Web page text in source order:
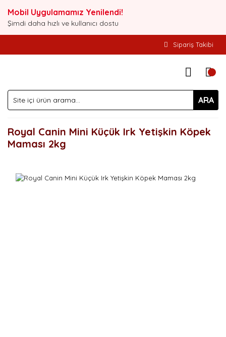
Mobil Uygulamamız Yenilendi!
Şimdi daha hızlı ve kullanıcı dostu
Sipariş Takibi
ARA
Royal Canin Mini Küçük Irk Yetişkin Köpek
Maması 2kg